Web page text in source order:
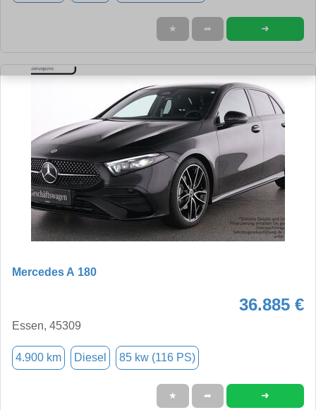
★ ➦ ➜
Mercedes A 180
36.885 €
Essen, 45309
4.900 km Diesel 85 kw (116 PS)
★ ➦ ➜